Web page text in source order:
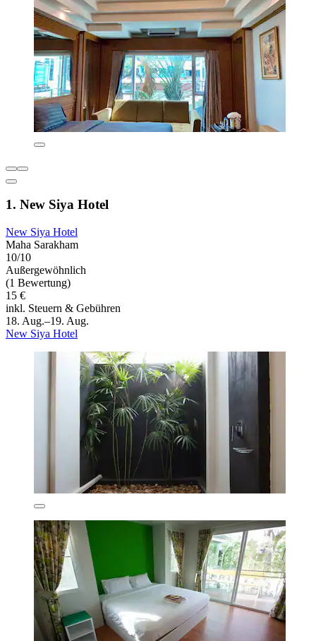
1. New Siya Hotel
New Siya Hotel
Maha Sarakham
10/10
Außergewöhnlich
(1 Bewertung)
15 €
inkl. Steuern & Gebühren
18. Aug.–19. Aug.
New Siya Hotel